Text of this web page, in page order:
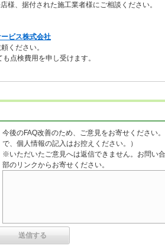
様、据付された施工業者様にご相談ください。
ビス株式会社
ください。
点検費用を申し受けます。
今後のFAQ改善のため、ご意見をお寄せください
で、個人情報の記入はお控えください。）
※いただいたご意見へは返信できません。お問い
部のリンクからお寄せください。